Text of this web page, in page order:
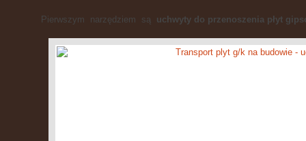
Pierwszym narzędziem są uchwyty do przenoszenia płyt